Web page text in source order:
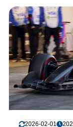
2026-02-01